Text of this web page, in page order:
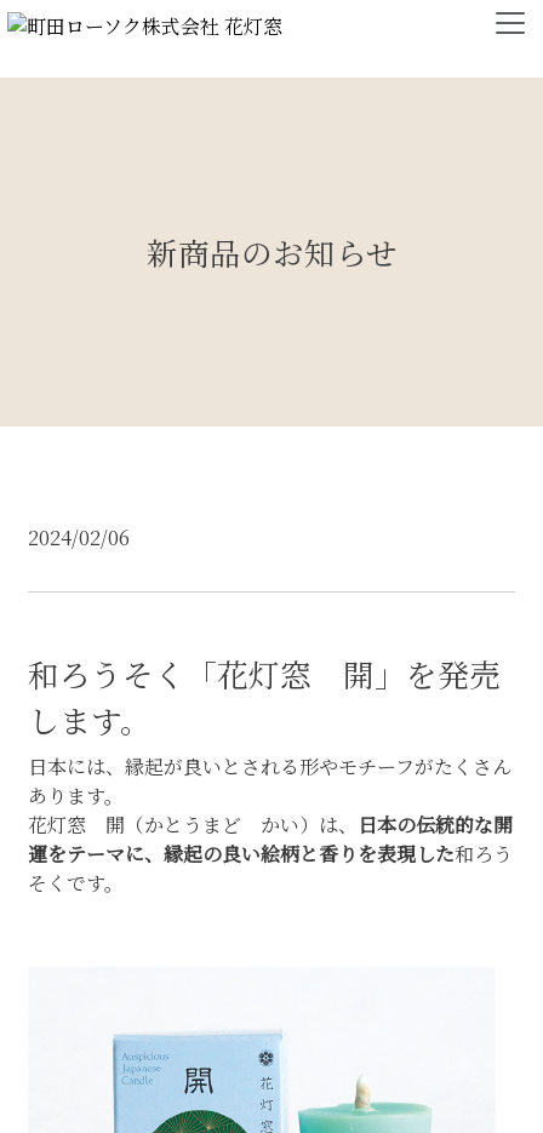
新商品のお知らせ
2024/02/06
和ろうそく「花灯窓 開」を発売
します。
日本には、縁起が良いとされる形やモチーフがたくさん
あります。
花灯窓 開（かとうまど かい）は、
日本の伝統的な開
運をテーマに、縁起の良い絵柄と香りを表現した和ろう
そくです。